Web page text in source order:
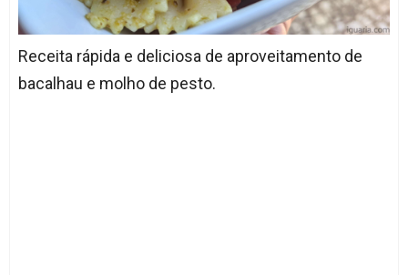
Receita rápida e deliciosa de aproveitamento de
bacalhau e molho de pesto.